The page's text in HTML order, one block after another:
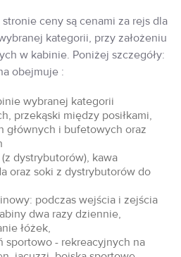
ceny są cenami za rejs dla
kategorii, przy założeniu
w kabinie. Poniżej szczegóły:
obejmuje :
wybranej kategorii
przekąski między posiłkami,
głównych i bufetowych oraz
dystrybutorów), kawa
oraz soki z dystrybutorów do
podczas wejścia i zejścia
dwa razy dziennie,
łóżek,
sportowo - rekreacyjnych na